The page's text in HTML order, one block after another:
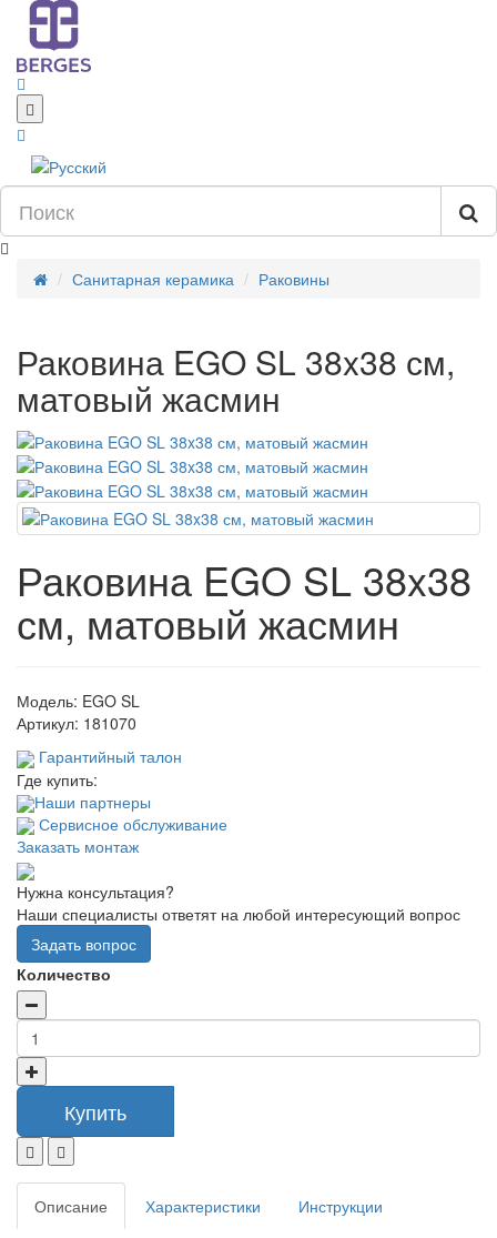
Санитарная керамика Раковины
Раковина EGO SL 38x38 см,
матовый жасмин
Раковина EGO SL 38x38
см, матовый жасмин
Модель: EGO SL
Артикул: 181070
Гарантийный талон
Где купить:
Наши партнеры
Сервисное обслуживание
Заказать монтаж
Нужна консультация?
Наши специалисты ответят на любой интересующий вопрос
Задать вопрос
Количество
Купить
Описание Характеристики Инструкции